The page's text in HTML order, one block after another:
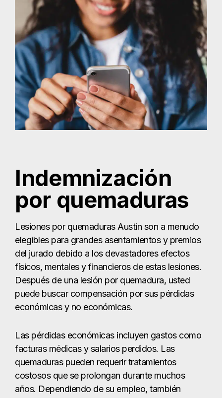
Indemnización
por quemaduras
Lesiones por quemaduras Austin son a menudo
elegibles para grandes asentamientos y premios
Después de una lesión por quemadura, usted
puede buscar compensación por sus pérdidas
económicas y no económicas.
Las pérdidas económicas incluyen gastos como
facturas médicas y salarios perdidos. Las
quemaduras pueden requerir tratamientos
costosos que se prolongan durante muchos
años. Dependiendo de su empleo, también
podría perder mucho tiempo de trabajo durante
su recuperación.
Por otro lado, las pérdidas no económicas cubren
la reducción de su calidad de vida debido a sus
lesiones. Una vez más, las quemaduras pueden
justificar una indemnización importante debido al
dolor físico por los tratamientos de las